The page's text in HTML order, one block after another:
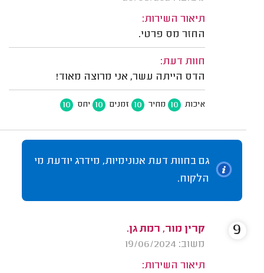
תיאור השירות:
החזר מס פרטי.
חוות דעת:
הדס הייתה עשר, אני מרוצה מאוד!
איכות 10 מחיר 10 זמנים 10 יחס 10
גם בחוות דעת אנונימיות, מידרג יודעת מי
הלקוח.
קרין מור, רמת גן.
משוב: 19/06/2024
תיאור השירות:
9